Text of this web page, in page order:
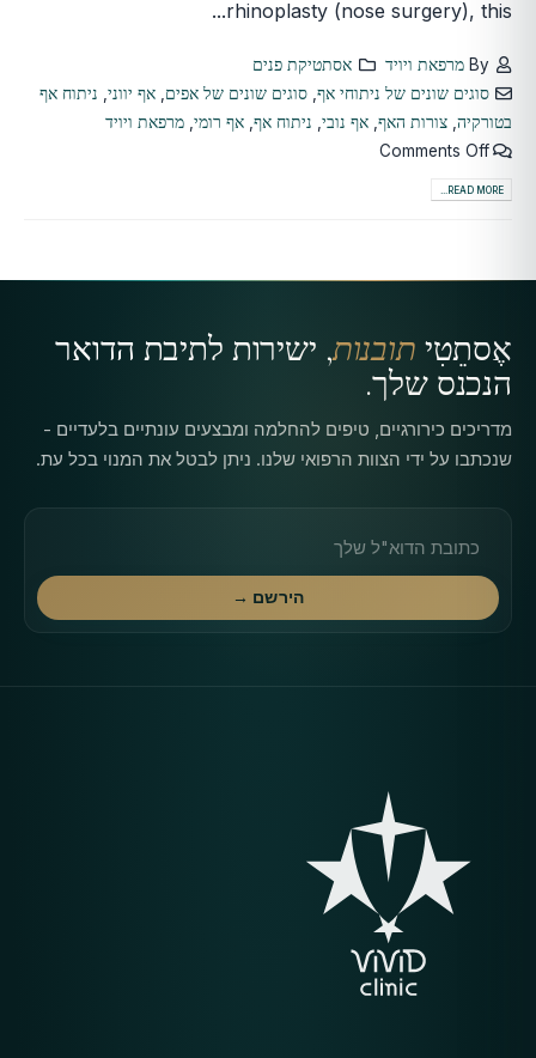
rhinoplasty (nose surgery), this...
By מרפאת ויויד
אסתטיקת פנים
סוגים שונים של ניתוחי אף ,סוגים שונים של אפים ,אף יווני ניתוח אף
בטורקיה צורות האף אף נובי ניתוח אף אף רומי מרפאת ויויד
Comments Off
READ MORE...
אֶסתֵטִי תובנות, ישירות לתיבת הדואר
הנכנס שלך.
מדריכים כירורגיים, טיפים להחלמה ומבצעים עונתיים בלעדיים -
שנכתבו על ידי הצוות הרפואי שלנו. ניתן לבטל את המנוי בכל עת.
הירשם →